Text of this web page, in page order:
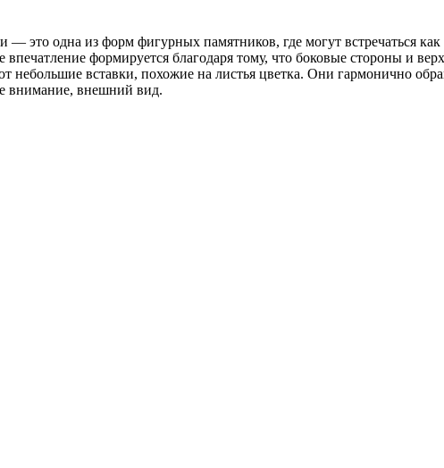
— это одна из форм фигурных памятников, где могут встречаться
впечатление формируется благодаря тому, что боковые стороны и
небольшие вставки, похожие на листья цветка. Они гармонично
внимание, внешний вид.